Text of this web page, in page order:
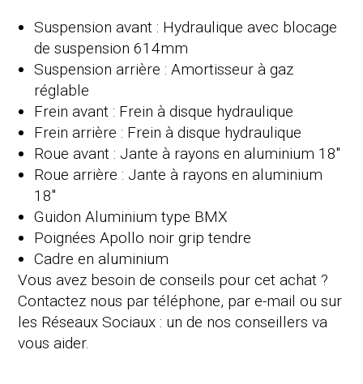
Suspension avant : Hydraulique avec blocage
de suspension 614mm
Suspension arrière : Amortisseur à gaz
réglable
Frein avant : Frein à disque hydraulique
Frein arrière : Frein à disque hydraulique
Roue avant : Jante à rayons en aluminium 18″
Roue arrière : Jante à rayons en aluminium
18″
Guidon Aluminium type BMX
Poignées Apollo noir grip tendre
Cadre en aluminium
Vous avez besoin de conseils pour cet achat ?
Contactez nous par téléphone, par e-mail ou sur
les Réseaux Sociaux : un de nos conseillers va
vous aider.